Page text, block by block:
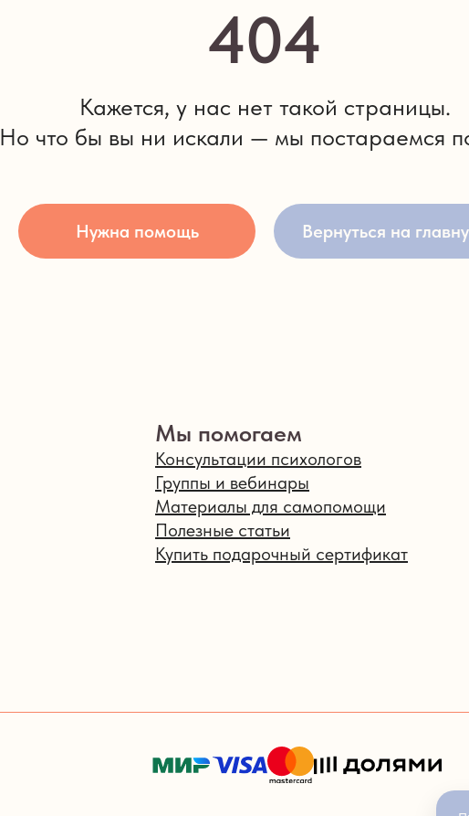
Нужна помощь
Кажется, у нас нет такой страницы.
Но что бы вы ни искали — мы постараемся
404
Вернуться на
Мы помогаем
Консультации психологов
Группы и вебинары
Материалы для самопомощи
Полезные статьи
Купить подарочный сертификат